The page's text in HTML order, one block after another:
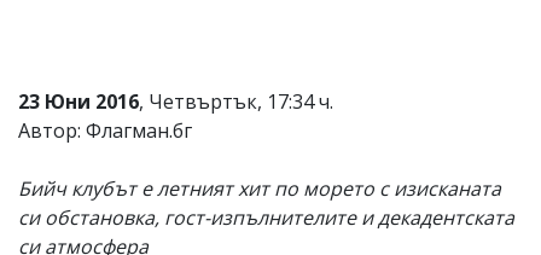
носи
отговорност
за
Ако
откриете
обиден
за
23 Юни 2016, Четвъртък, 17:34 ч.
Автор: Флагман.бг
Бийч клубът е летният хит по морето с изисканата
си обстановка, гост-изпълнителите и декадентската
си атмосфера